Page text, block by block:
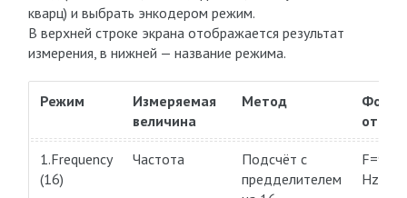
кварц) и выбрать энкодером режим.
В верхней строке экрана отображается результат
измерения, в нижней — название режима.
Режим
Измеряемая
величина
Метод
1.Frequency
(16)
Частота
Подсчёт с
предделителем
Hz